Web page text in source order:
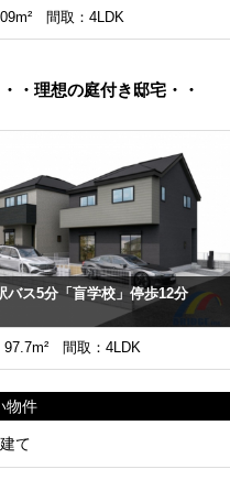
間取：4LDK
・理想の庭付き邸宅・・
バス5分「盲学校」停歩12分
97.7m² 間取：4LDK
物件
て